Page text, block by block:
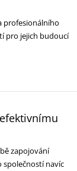
profesionálního
pro jejich budoucí
zapojování
společností navíc